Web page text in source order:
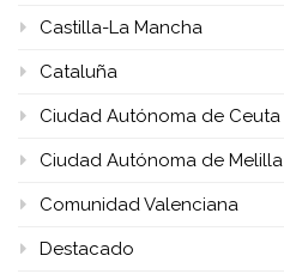
Castilla-La Mancha
Cataluña
Ciudad Autónoma de Ceuta
Ciudad Autónoma de Melilla
Comunidad Valenciana
Destacado